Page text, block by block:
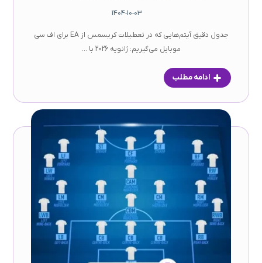
1404-10-03
جدول دقیق آیتم‌هایی که در تعطیلات کریسمس از EA برای اف سی
موبایل می‌گیریم: ژانویه 2026 با ...
ادامه مطلب